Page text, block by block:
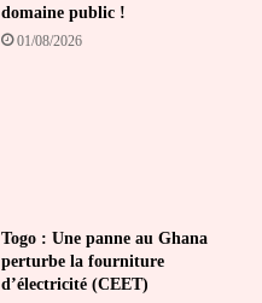
domaine public !
01/08/2026
Togo : Une panne au Ghana
perturbe la fourniture
d’électricité (CEET)